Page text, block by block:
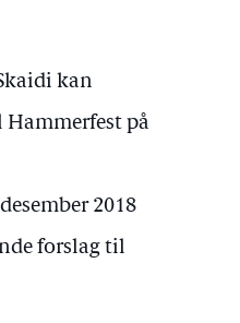
kan
Hammerfest på
2018
forslag til